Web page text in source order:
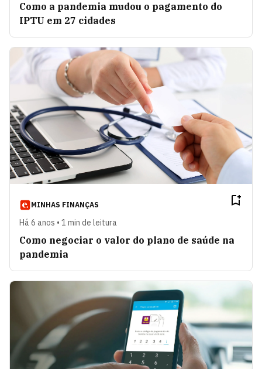
Como a pandemia mudou o pagamento do
IPTU em 27 cidades
MINHAS FINANÇAS
Há 6 anos • 1 min de leitura
Como negociar o valor do plano de saúde na
pandemia